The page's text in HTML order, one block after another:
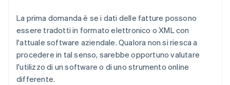
La prima domanda è se i dati delle fatture possono
essere tradotti in formato elettronico o XML con
l'attuale software aziendale. Qualora non si riesca a
procedere in tal senso, sarebbe opportuno valutare
l'utilizzo di un software o di uno strumento online
differente.